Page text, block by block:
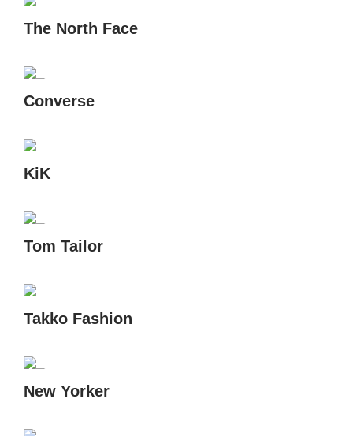
The North Face
Converse
KiK
Tom Tailor
Takko Fashion
New Yorker